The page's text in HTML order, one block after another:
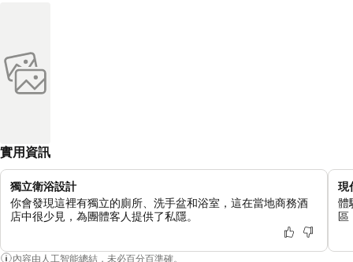
實用資訊
獨立衛浴設計
你會發現這裡有獨立的廁所、洗手盆和浴室，這在當地商務酒
店中很少見，為團體客人提供了私隱。
現
體
區
內容由人工智能總結，未必百分百準確。